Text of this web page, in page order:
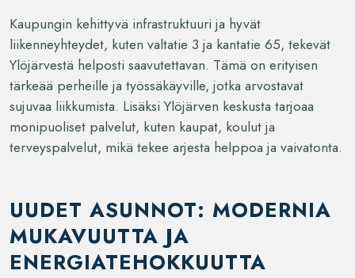
Kaupungin kehittyvä infrastruktuuri ja hyvät
liikenneyhteydet, kuten valtatie 3 ja kantatie 65, tekevät
Ylöjärvestä helposti saavutettavan. Tämä on erityisen
tärkeää perheille ja työssäkäyville, jotka arvostavat
sujuvaa liikkumista. Lisäksi Ylöjärven keskusta tarjoaa
monipuoliset palvelut, kuten kaupat, koulut ja
terveyspalvelut, mikä tekee arjesta helppoa ja vaivatonta.
UUDET ASUNNOT: MODERNIA
MUKAVUUTTA JA
ENERGIATEHOKKUUTTA